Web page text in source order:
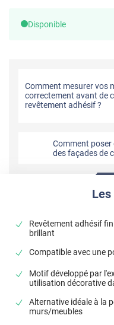
Disponible
Comment mesurer vos
correctement avant de
revêtement adhésif ?
Comment
des façades de
Revêtement adhésif
brillant
Compatible avec une
Motif développé par
utilisation décorative
Alternative idéale à la
murs/meubles